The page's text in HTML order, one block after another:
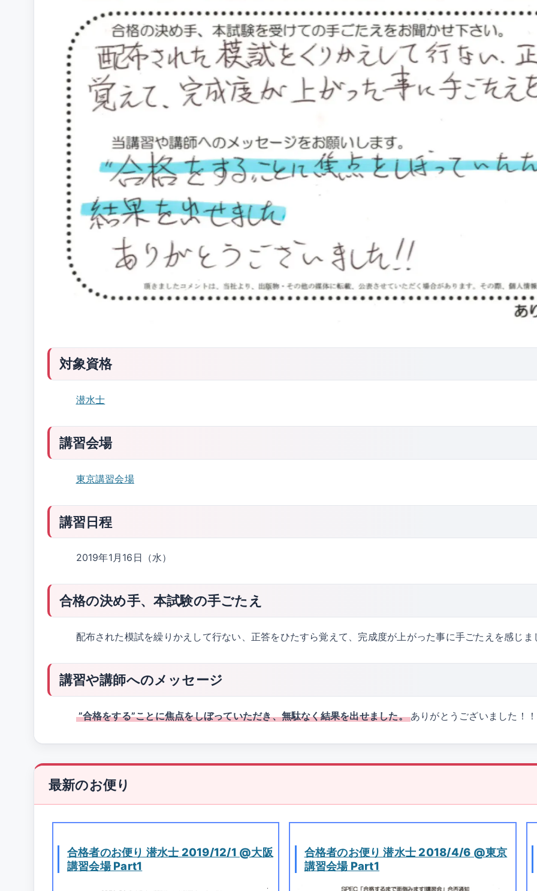
対象資格
潜水士
講習会場
東京講習会場
講習日程
2019年1月16日（水）
合格の決め手、本試験の手ごたえ
配布された模試を繰りかえして行ない、正答をひたすら覚えて、完成度が上がった事に手ごたえを感じま
講習や講師へのメッセージ
”合格をする”ことに焦点をしぼっていただき、無駄なく結果を出せました。 ありがとうございました！！
最新のお便り
合格者のお便り 潜水士 2019/12/1 @大阪
講習会場 Part1
合格者のお便り 潜水士 2018/4/6 @東京
講習会場 Part1